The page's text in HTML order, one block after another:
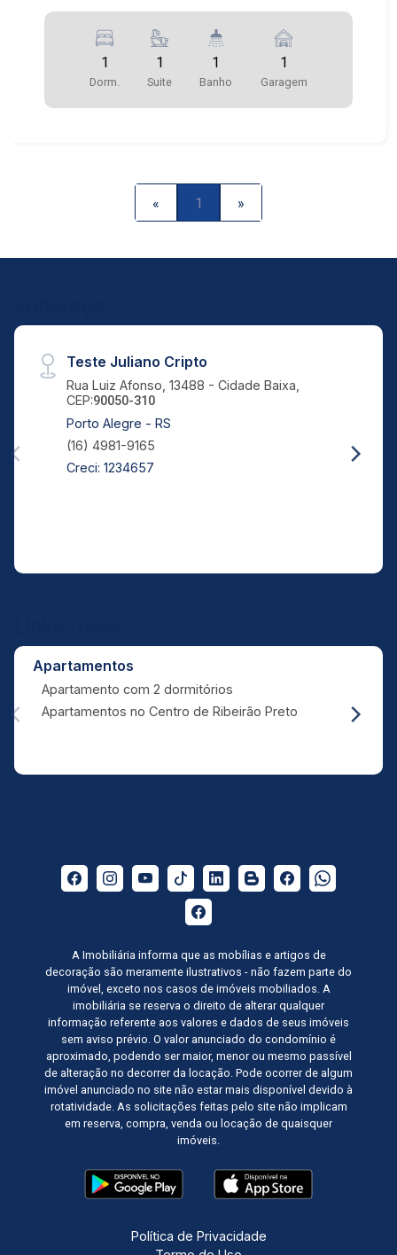
1
Dorm.
1
Suite
1
Banho
1
Garagem
« 1 »
Teste Juliano Cripto
Rua Luiz Afonso, 13488 - Cidade Baixa,
CEP:90050-310
Porto Alegre - RS
(16) 4981-9165
Creci: 1234657
Apartamentos
Apartamento com 2 dormitórios
Apartamentos no Centro de Ribeirão Preto
A Imobiliária informa que as mobílias e artigos de
decoração são meramente ilustrativos - não fazem parte do
imóvel, exceto nos casos de imóveis mobiliados. A
imobiliária se reserva o direito de alterar qualquer
informação referente aos valores e dados de seus imóveis
sem aviso prévio. O valor anunciado do condomínio é
aproximado, podendo ser maior, menor ou mesmo passível
de alteração no decorrer da locação. Pode ocorrer de algum
imóvel anunciado no site não estar mais disponível devido à
rotatividade. As solicitações feitas pelo site não implicam
em reserva, compra, venda ou locação de quaisquer
imóveis.
Política de Privacidade